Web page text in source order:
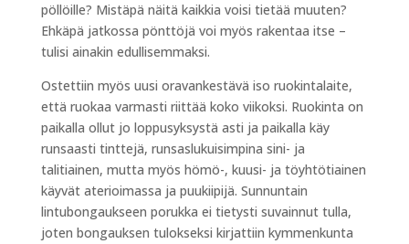
pöllöille? Mistäpä näitä kaikkia voisi tietää muuten?
Ehkäpä jatkossa pönttöjä voi myös rakentaa itse –
tulisi ainakin edullisemmaksi.
Ostettiin myös uusi oravankestävä iso ruokintalaite,
että ruokaa varmasti riittää koko viikoksi. Ruokinta on
paikalla ollut jo loppusyksystä asti ja paikalla käy
runsaasti tinttejä, runsaslukuisimpina sini- ja
talitiainen, mutta myös hömö-, kuusi- ja töyhtötiainen
käyvät aterioimassa ja puukiipijä. Sunnuntain
lintubongaukseen porukka ei tietysti suvainnut tulla,
joten bongauksen tulokseksi kirjattiin kymmenkunta